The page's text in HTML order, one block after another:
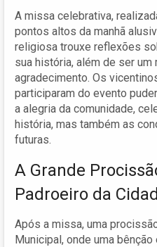
A missa celebrativa,
pontos altos da manhã
religiosa trouxe reflexões
sua história, além de ser um
agradecimento. Os
participaram do evento
a alegria da comunidade,
história, mas também as
futuras.
A Grande
Padroeiro da
Após a missa, uma
Municipal, onde uma